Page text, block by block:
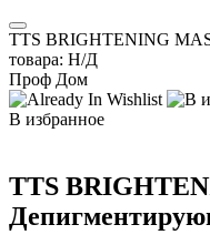
TTS BRIGHTENING
товара: Н/Д
Проф Дом
В избранное
TTS